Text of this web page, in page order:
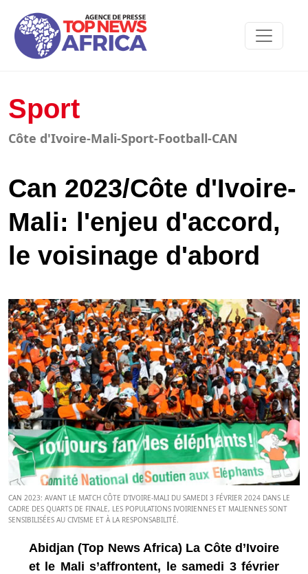
Sport
Côte d'Ivoire-Mali-Sport-Football-CAN
Can 2023/Côte d'Ivoire-
Mali: l'enjeu d'accord,
le voisinage d'abord
CAN 2023: AVANT LE MATCH CÔTE D'IVOIRE-MALI DU SAMEDI 3 FÉVRIER 2024 DANS LE
CADRE DES QUARTS DE FINALE, LES POPULATIONS IVOIRIENNES ET MALIENNES SONT
SENSIBILISÉES AU CIVISME ET À LA RESPONSABILITÉ.
Abidjan (Top News Africa) La Côte d’Ivoire
et le Mali s’affrontent, le samedi 3 février